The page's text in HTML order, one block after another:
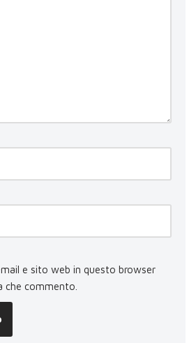
e sito web in questo browser
che commento.